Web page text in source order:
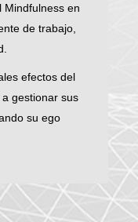
Mindfulness en
de trabajo,
efectos del
gestionar sus
su ego